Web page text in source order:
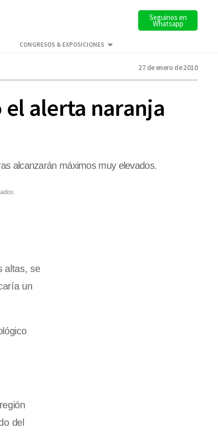
Seguinos en
Whatsapp
CONGRESOS & EXPOSICIONES
27 de enero de 2010
alerta naranja
alcanzarán máximos muy elevados.
altas, se
un
del